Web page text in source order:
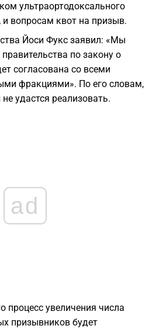
ультраортодоксального
и вопросам квот на призыв.
Йоси Фукс заявил: «Мы
по закону о
согласована со всеми
фракциями». По его словам,
удастся реализовать.
ad
процесс увеличения числа
призывников будет